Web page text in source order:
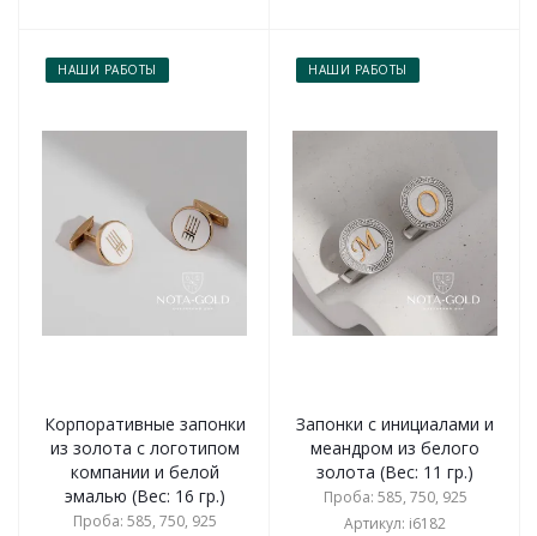
НАШИ РАБОТЫ
Корпоративные запонки
из золота с логотипом
компании и белой
эмалью (Вес: 16 гр.)
Проба: 585, 750, 925
НАШИ РАБОТЫ
Запонки с инициалами и
меандром из белого
золота (Вес: 11 гр.)
Проба: 585, 750, 925
Артикул: i6182